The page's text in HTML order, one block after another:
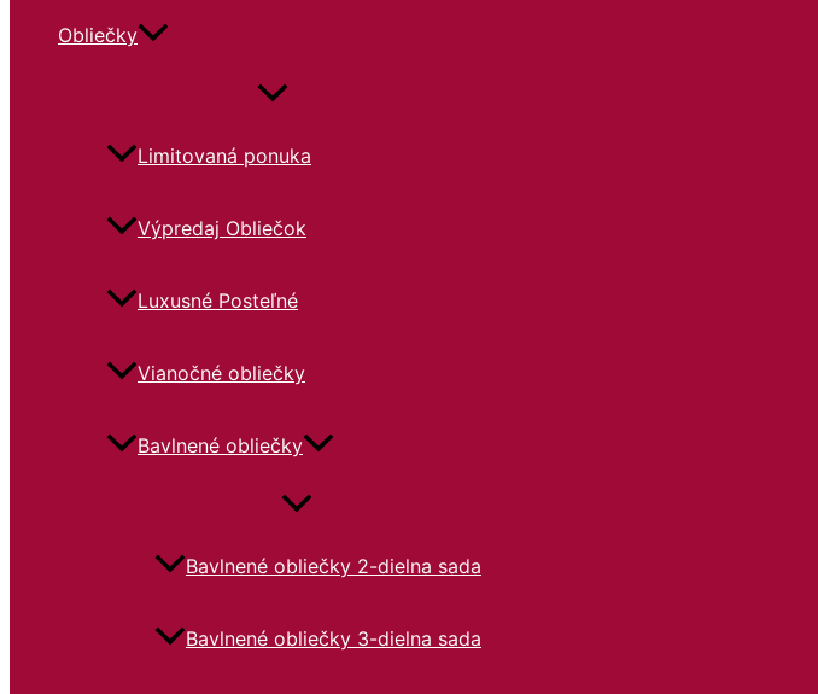
Obliečky
Limitovaná ponuka
Výpredaj Obliečok
Luxusné Posteľné
Vianočné obliečky
Bavlnené obliečky
Bavlnené obliečky 2-dielna sada
Bavlnené obliečky 3-dielna sada